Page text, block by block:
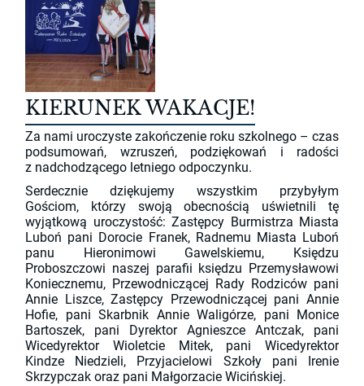
KIERUNEK WAKACJE!
Za nami uroczyste zakończenie roku szkolnego – czas
podsumowań, wzruszeń, podziękowań i radości
z nadchodzącego letniego odpoczynku.
Serdecznie dziękujemy wszystkim przybyłym
Gościom, którzy swoją obecnością uświetnili tę
wyjątkową uroczystość: Zastępcy Burmistrza Miasta
Luboń pani Dorocie Franek, Radnemu Miasta Luboń
panu Hieronimowi Gawelskiemu, Księdzu
Proboszczowi naszej parafii księdzu Przemysławowi
Koniecznemu, Przewodniczącej Rady Rodziców pani
Annie Liszce, Zastępcy Przewodniczącej pani Annie
Hofie, pani Skarbnik Annie Waligórze, pani Monice
Bartoszek, pani Dyrektor Agnieszce Antczak, pani
Wicedyrektor Wioletcie Mitek, pani Wicedyrektor
Kindze Niedzieli, Przyjacielowi Szkoły pani Irenie
Skrzypczak oraz pani Małgorzacie Wicińskiej.